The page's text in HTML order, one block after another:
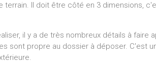
Il doit être côté en 3 dimensions,
il y a de très nombreux détails à faire
sont propre au dossier à déposer. C'est